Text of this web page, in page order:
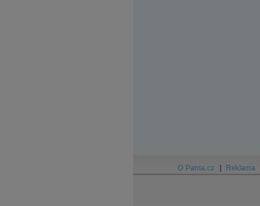
Databanka - Ceny
O Patria.cz Reklama